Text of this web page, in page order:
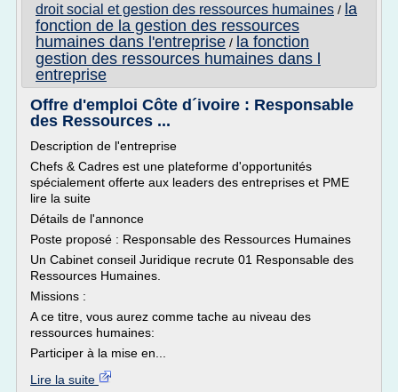
droit social et gestion des ressources humaines / la
fonction de la gestion des ressources
humaines dans l'entreprise / la fonction
gestion des ressources humaines dans l
entreprise
Offre d'emploi Côte d´ivoire : Responsable
des Ressources ...
Description de l'entreprise
Chefs & Cadres est une plateforme d'opportunités
spécialement offerte aux leaders des entreprises et PME
lire la suite
Détails de l'annonce
Poste proposé : Responsable des Ressources Humaines
Un Cabinet conseil Juridique recrute 01 Responsable des
Ressources Humaines.
Missions :
A ce titre, vous aurez comme tache au niveau des
ressources humaines:
Participer à la mise en...
Lire la suite